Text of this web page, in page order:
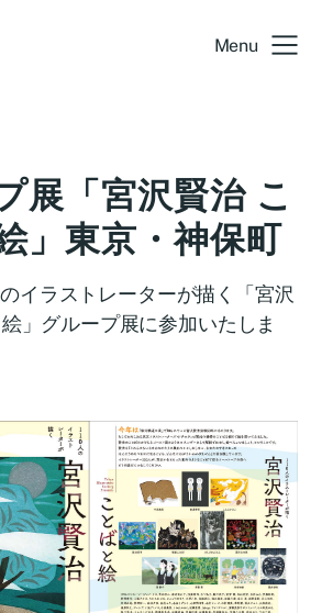
Menu
展「宮沢賢治 こ
」東京・神保町
イラストレーターが描く「宮沢
」グループ展に参加いたしま